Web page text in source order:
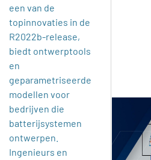
een van de
topinnovaties in de
R2022b-release,
biedt ontwerptools
en
geparametriseerde
modellen voor
bedrijven die
batterijsystemen
ontwerpen.
Ingenieurs en